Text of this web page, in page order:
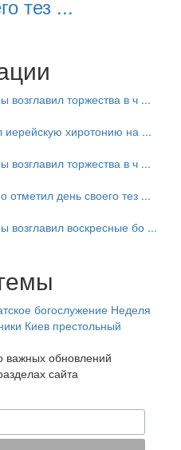
тез ...
торжества в ч ...
хиротонию на ...
торжества в ч ...
день своего тез ...
воскресные бо ...
богослужение Неделя
Киев престольный
важных обновлений
сайта